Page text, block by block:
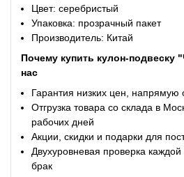
Цвет: серебристый
Упаковка: прозрачный пакет
Производитель: Китай
Почему купить кулон-подвеску
нас
Гарантия низких цен, напрямую
Отгрузка товара со склада в
рабочих дней
Акции, скидки и подарки для
Двухуровневая проверка
брак